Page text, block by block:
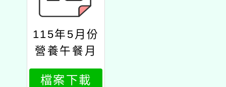
115年5月份
營養午餐月
菜單
檔案下載